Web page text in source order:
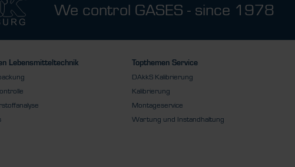
We control GASES - since 1978
Lebensmitteltechnik
Topthemen Service
DAkkS Kalibrierung
Kalibrierung
Montageservice
Wartung und Instandhaltung